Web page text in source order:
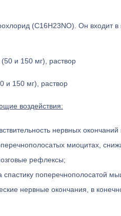
(C16H23NO). Он входит
и 150 мг), раствор
воздействия:
нервных
миоцитах,
рефлексы;
спастику поперечнополосатой
нервные окончания, в